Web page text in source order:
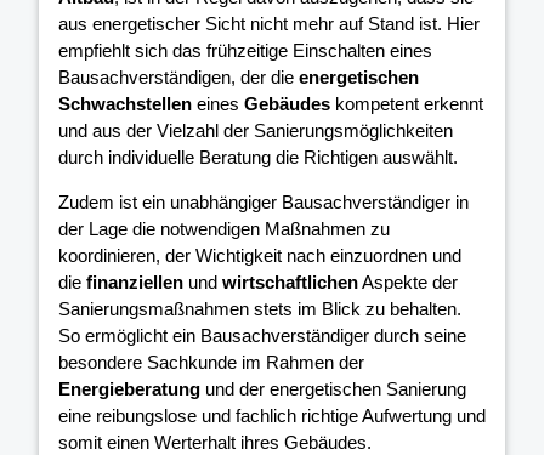
aus energetischer Sicht nicht mehr auf Stand ist. Hier
empfiehlt sich das frühzeitige Einschalten eines
Bausachverständigen, der die energetischen
Schwachstellen eines Gebäudes kompetent erkennt
und aus der Vielzahl der Sanierungsmöglichkeiten
durch individuelle Beratung die Richtigen auswählt.
Zudem ist ein unabhängiger Bausachverständiger in
der Lage die notwendigen Maßnahmen zu
koordinieren, der Wichtigkeit nach einzuordnen und
die finanziellen und wirtschaftlichenAspekte der
Sanierungsmaßnahmen stets im Blick zu behalten.
So ermöglicht ein Bausachverständiger durch seine
besondere Sachkunde im Rahmen der
Energieberatung und der energetischen Sanierung
eine reibungslose und fachlich richtige Aufwertung und
somit einen Werterhalt ihres Gebäudes.